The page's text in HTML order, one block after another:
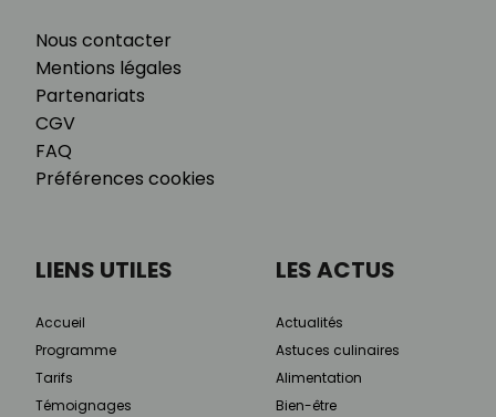
Nous contacter
Mentions légales
Partenariats
CGV
FAQ
Préférences cookies
LIENS UTILES
Accueil
Programme
Tarifs
Témoignages
LES ACTUS
Actualités
Astuces culinaires
Alimentation
Bien-être